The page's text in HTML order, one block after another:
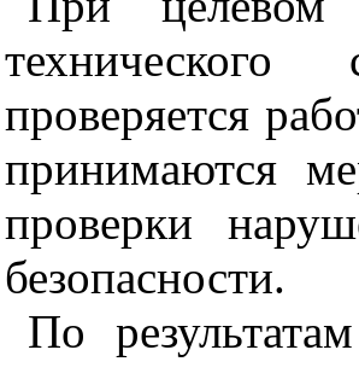
проверяется
принимаются
проверки
безопасности.
По